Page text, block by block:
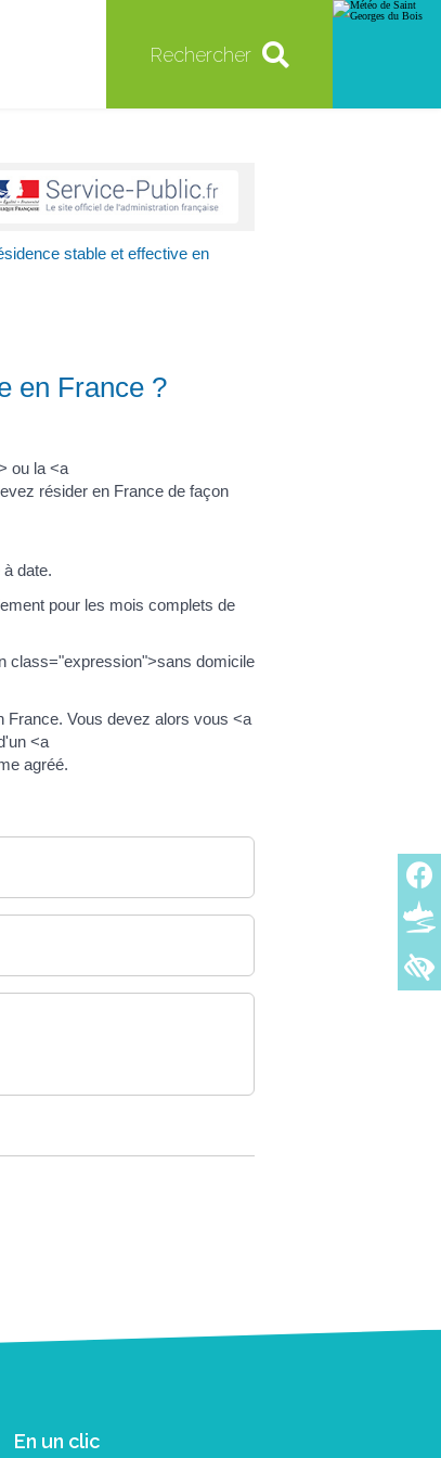
Rechercher
stable et effective en
en France ?
ou la <a
résider en France de façon
date.
pour les mois complets de
class="expression">sans domicile
France. Vous devez alors vous <a
<a
agréé.
En un clic